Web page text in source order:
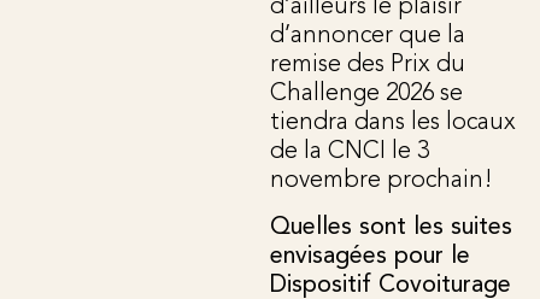
d’ailleurs le plaisir
d’annoncer que la
remise des Prix du
Challenge 2026 se
tiendra dans les locaux
de la CNCI le 3
novembre prochain!
Quelles sont les suites
envisagées pour le
Dispositif Covoiturage